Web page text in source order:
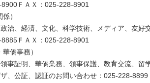
ＦＡＸ：025-228-8901
）
治、経済、文化、科学技術、メディア、友好
ＦＡＸ：025-228-8901
僑事務）
事証明、華僑業務、領事保護、教育交流、留
、公証、認証のお問い合わせ：025-228-8899